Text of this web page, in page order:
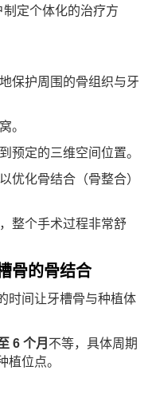
定个体化的治疗方
保护周围的骨组织与牙
。
预定的三维空间位置。
优化骨结合（骨整合）
整个手术过程非常舒
骨的骨结合
时间让牙槽骨与种植体
6 个月 不等，具体周期
植位点。